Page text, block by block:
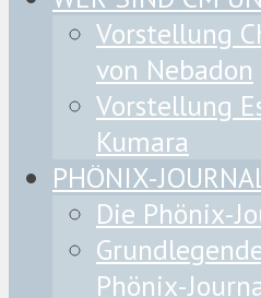
Vorstellung
von Nebadon
Vorstellung
Kumara
PHÖNIX-
Die Phönix-
Phönix-